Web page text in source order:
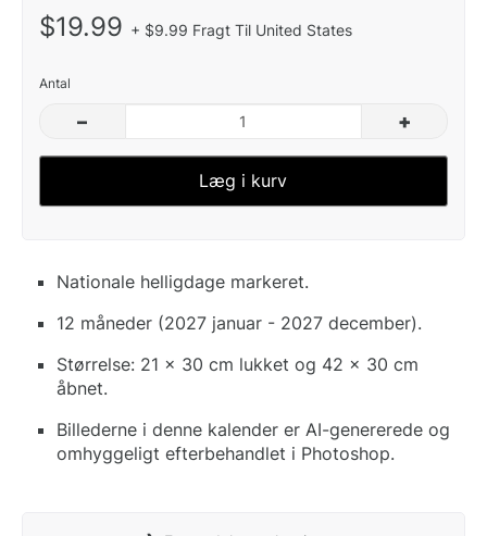
$19.99 + $9.99 Fragt Til United States
Antal
– +
Læg i kurv
Nationale helligdage markeret.
12 måneder (2027 januar - 2027 december).
Størrelse: 21 x 30 cm lukket og 42 x 30 cm
åbnet.
Billederne i denne kalender er AI-genererede og
omhyggeligt efterbehandlet i Photoshop.